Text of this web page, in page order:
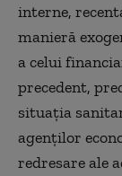
interne,
manieră
a celui
precedent,
situația
agenților
redresare ale